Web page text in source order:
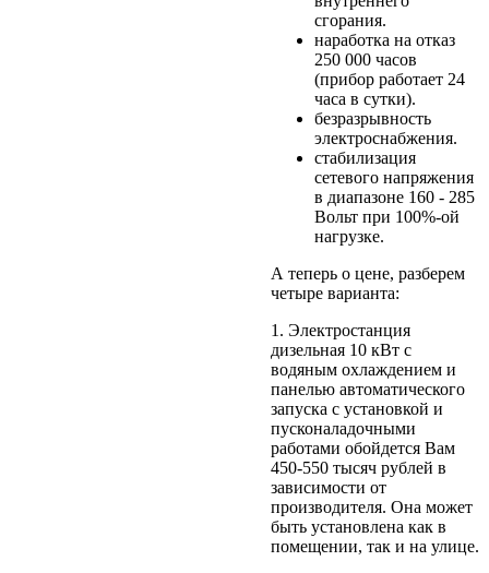
сгорания.
наработка на отказ
250 000 часов
(прибор работает 24
часа в сутки).
безразрывность
электроснабжения.
стабилизация
сетевого напряжения
в диапазоне 160 - 285
Вольт при 100%-ой
нагрузке.
А теперь о цене, разберем
четыре варианта:
1. Электростанция
дизельная 10 кВт с
водяным охлаждением и
панелью автоматического
запуска с установкой и
пусконаладочными
работами обойдется Вам
450-550 тысяч рублей в
зависимости от
производителя. Она может
быть установлена как в
помещении, так и на улице.